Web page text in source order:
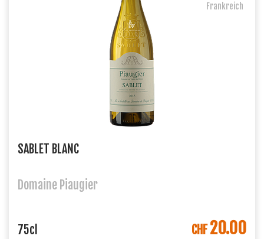
Frankreich
SABLET BLANC
Domaine Piaugier
IN DEN WARENKORB
75cl CHF20.00